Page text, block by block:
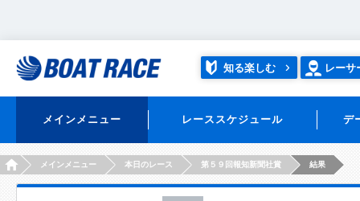
知る楽しむ レーサ
メインメニュー レーススケジュール デ
HOMEメインメニュー 本日のレース 第５９回報知新聞社賞 結果